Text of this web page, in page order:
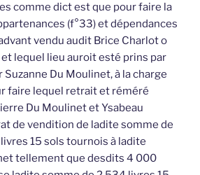
comme dict est que pour faire la
(f°33) et dépendances
vendu audit Brice Charlot o
lequel lieu auroit esté prins par
Du Moulinet, à la charge
faire lequel retrait et réméré
Du Moulinet et Ysabeau
de vendition de ladite somme de
15 sols tournois à ladite
tellement que desdits 4 000